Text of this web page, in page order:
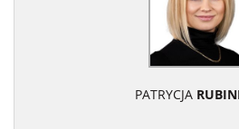
PATRYCJA